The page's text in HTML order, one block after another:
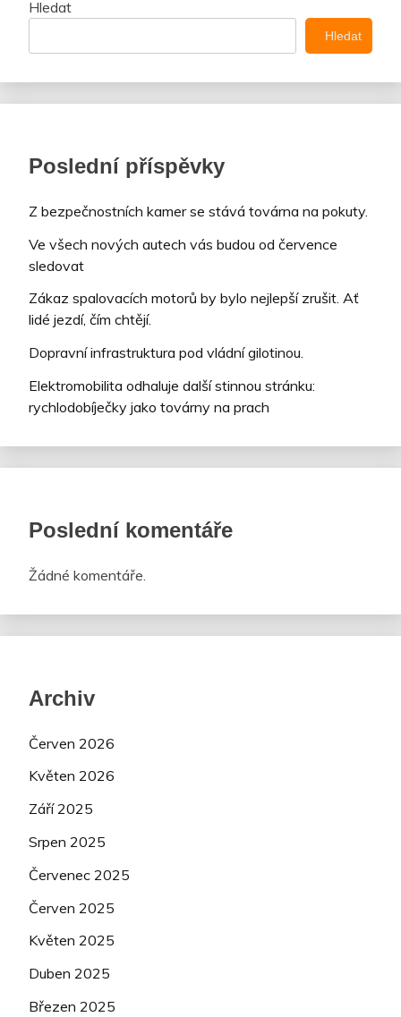
Hledat
Hledat
Poslední příspěvky
Z bezpečnostních kamer se stává továrna na pokuty.
Ve všech nových autech vás budou od července
sledovat
Zákaz spalovacích motorů by bylo nejlepší zrušit. Ať
lidé jezdí, čím chtějí.
Dopravní infrastruktura pod vládní gilotinou.
Elektromobilita odhaluje další stinnou stránku:
rychlodobíječky jako továrny na prach
Poslední komentáře
Žádné komentáře.
Archiv
Červen 2026
Květen 2026
Září 2025
Srpen 2025
Červenec 2025
Červen 2025
Květen 2025
Duben 2025
Březen 2025